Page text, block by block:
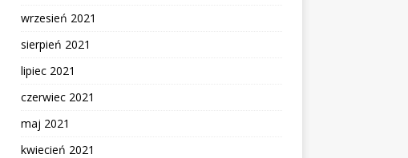
wrzesień 2021
sierpień 2021
lipiec 2021
czerwiec 2021
maj 2021
kwiecień 2021